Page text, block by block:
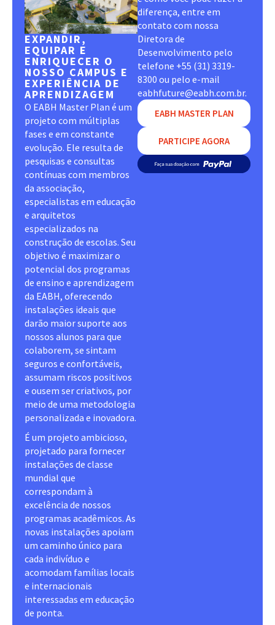
EXPANDIR,
EQUIPAR E
ENRIQUECER O
NOSSO CAMPUS E
EXPERIÊNCIA DE
APRENDIZAGEM
O EABH Master Plan é um
projeto com múltiplas
fases e em constante
evolução. Ele resulta de
pesquisas e consultas
contínuas com membros
da associação,
especialistas em educação
e arquitetos
especializados na
construção de escolas. Seu
objetivo é maximizar o
potencial dos programas
de ensino e aprendizagem
da EABH, oferecendo
instalações ideais que
darão maior suporte aos
nossos alunos para que
colaborem, se sintam
seguros e confortáveis,
assumam riscos positivos
e ousem ser criativos, por
meio de uma metodologia
personalizada e inovadora.
É um projeto ambicioso,
projetado para fornecer
instalações de classe
mundial que
correspondam à
excelência de nossos
programas acadêmicos. As
novas instalações apoiam
um caminho único para
cada indivíduo e
acomodam famílias locais
e internacionais
interessadas em educação
de ponta.
diferença, entre em
contato com nossa
Diretora de
Desenvolvimento pelo
telefone +55 (31) 3319-
8300 ou pelo e-mail
eabhfuture@eabh.com.br.
EABH MASTER PLAN
PARTICIPE AGORA